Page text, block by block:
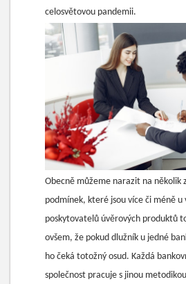
celosvětovou pandemii.
Obecně můžeme narazit na několik
podmínek, které jsou více či méně u
poskytovatelů úvěrových produktů
ovšem, že pokud dlužník u jedné
ho čeká totožný osud. Každá
společnost pracuje s jinou